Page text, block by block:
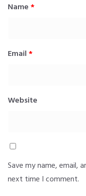
Name *
Email *
Website
Save my name, email,
next time I comment.